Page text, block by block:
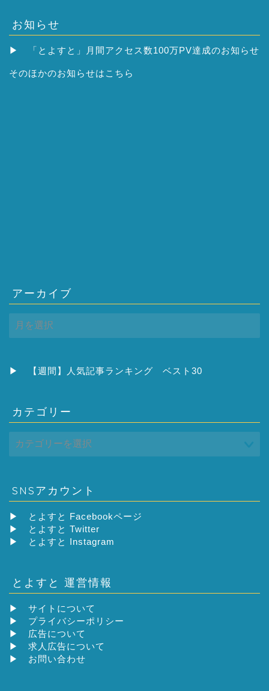
お知らせ
▶ 「とよすと」月間アクセス数100万PV達成のお知らせ
そのほかのお知らせはこちら
アーカイブ
ア
ー
ブ
▶ 【週間】人気記事ランキング ベスト30
カテゴリー
SNSアカウント
▶
とよすと Facebookページ
▶
とよすと Twitter
▶
とよすと Instagram
とよすと 運営情報
▶ サイトについて
▶ プライバシーポリシー
▶ 広告について
▶ 求人広告について
▶ お問い合わせ